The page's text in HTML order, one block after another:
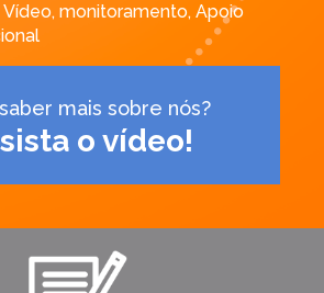
monitoramento, Apoio
mais sobre nós?
o vídeo!